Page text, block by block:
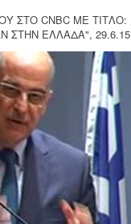
ΣΤΟ CNBC ΜΕ ΤΙΤΛΟ:
ΣΤΗΝ ΕΛΛΑΔΑ", 29.6.15